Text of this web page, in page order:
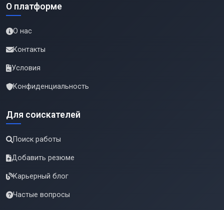
О платформе
О нас
Контакты
Условия
Конфиденциальность
Для соискателей
Поиск работы
Добавить резюме
Карьерный блог
Частые вопросы